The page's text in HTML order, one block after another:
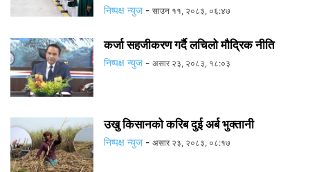
निष्पक्ष न्युज - साउन ११, २०८३, ०६:४७
कर्जा सहजीकरण गर्दै लचिलो मौद्रिक नीति
निष्पक्ष न्युज - असार २३, २०८३, १८:०३
उखु किसानको करिब दुई अर्ब भुक्तानी
निष्पक्ष न्युज - असार २३, २०८३, ०८:१७